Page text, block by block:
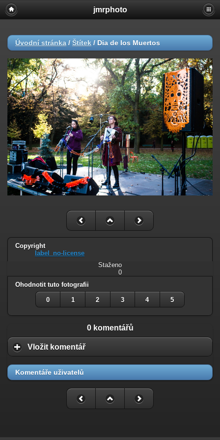
jmrphoto
Úvodní stránka / Štítek / Dia de los Muertos
Copyright
label_no-license
Staženo
0
Ohodnotit tuto fotografii
0 1 2 3 4 5
0 komentářů
Vložit komentář
Komentáře uživatelů